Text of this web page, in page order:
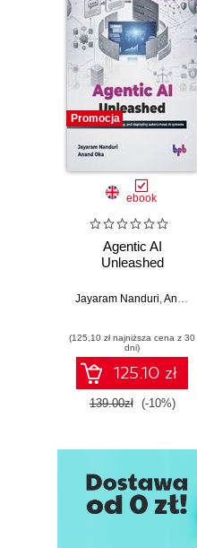
Promocja
ebook
Agentic AI
Unleashed
Jayaram Nanduri Anand Oka
(125,10 zł najniższa cena z 30
dni)
125.10 zł
139.00zł (-10%)